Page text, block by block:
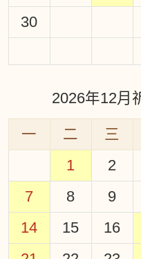
30
2026年12月
一 二 三
1
2
7
8 9
14
15 16